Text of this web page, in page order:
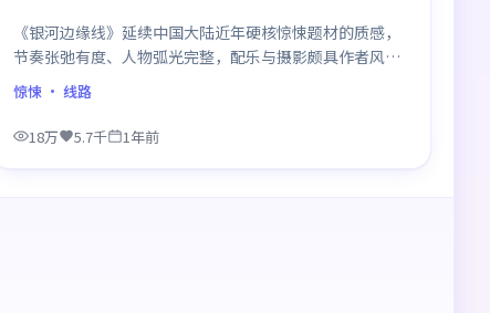
《银河边缘线》延续中国大陆近年硬核惊悚题材的质感，
节奏张弛有度、人物弧光完整，配乐与摄影颇具作者风
格，是一部值得逐帧细看的诚意之作。
惊悚· 线路
18万 5.7千 1年前